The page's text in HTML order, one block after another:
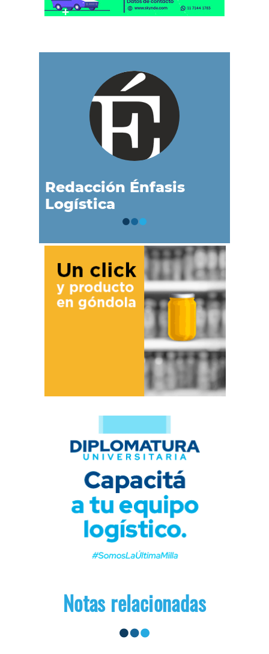
Redacción Énfasis
Logística
Notas relacionadas